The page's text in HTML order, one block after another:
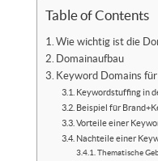
Table of Contents
Wie wichtig ist die
Domainaufbau
Keyword Domains
Keywordstuffing in
Beispiel für
Vorteile einer
Nachteile einer
Thematische